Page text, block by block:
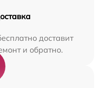
доставит
и обратно.